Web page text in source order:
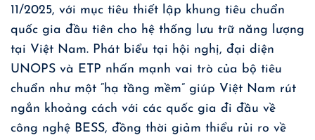
11/2025, với mục tiêu thiết lập khung tiêu chuẩn
quốc gia đầu tiên cho hệ thống lưu trữ năng lượng
tại Việt Nam. Phát biểu tại hội nghị, đại diện
UNOPS và ETP nhấn mạnh vai trò của bộ tiêu
chuẩn như một “hạ tầng mềm” giúp Việt Nam rút
ngắn khoảng cách với các quốc gia đi đầu về
công nghệ BESS, đồng thời giảm thiểu rủi ro về